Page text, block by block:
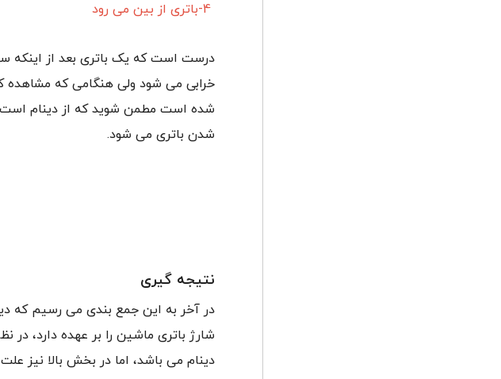
4-باتری از بین می رود
درست است که یک باتری بعد از اینکه
خرابی می شود ولی هنگامی که مشاهده
شده است مطمن شوید که از دینام است
شدن باتری می شود.
نتیجه گیری
در آخر به این جمع بندی می رسیم که
شارژ باتری ماشین را بر عهده دارد، در
دینام می باشد، اما در بخش بالا نیز